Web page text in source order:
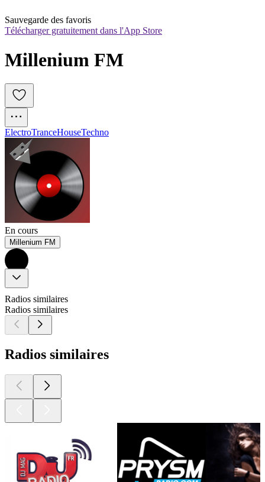
Sauvegarde des favoris
Télécharger gratuitement dans l'App Store
Millenium FM
ElectroTranceHouseTechno
En cours
Millenium FM
Radios similaires
Radios similaires
Radios similaires